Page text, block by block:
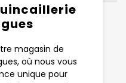
magasin de
où nous vous
unique pour